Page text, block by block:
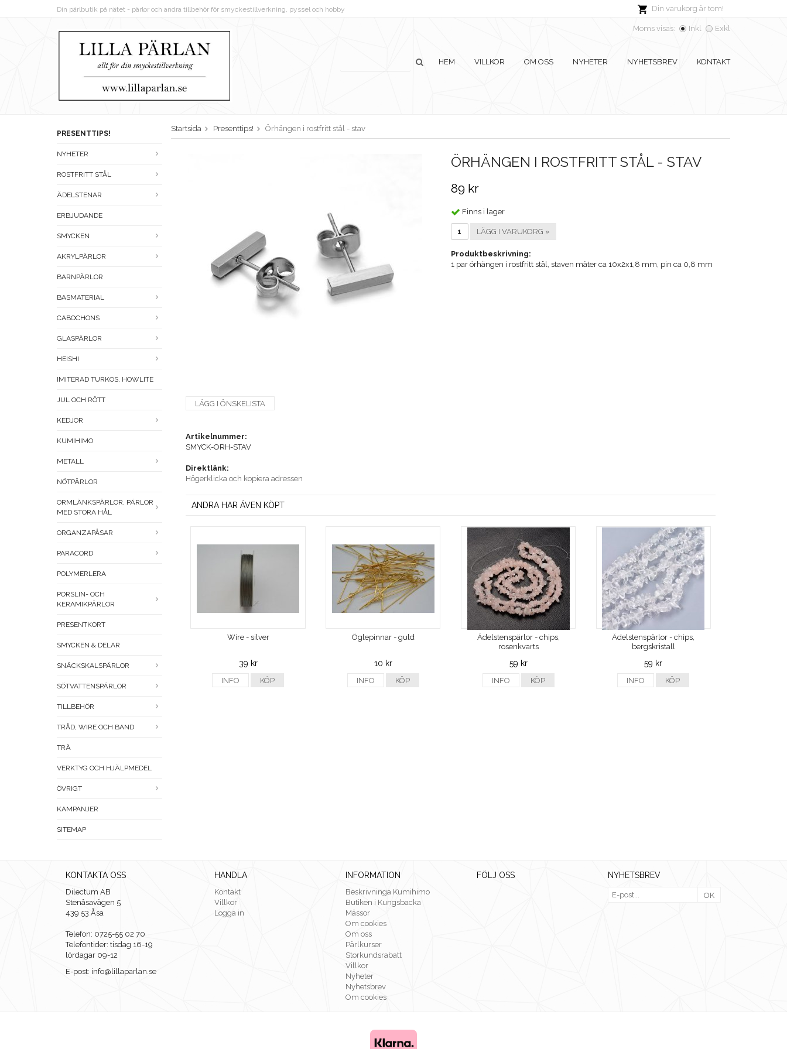
Din varukorg är tom!
Din pärlbutik på nätet - pärlor och andra tillbehör för smyckestillverkning, pyssel och hobby
Moms visas: Inkl Exkl
HEM VILLKOR OM OSS NYHETER NYHETSBREV KONTAKT
PRESENTTIPS!
NYHETER
ROSTFRITT STÅL
ÄDELSTENAR
ERBJUDANDE
SMYCKEN
AKRYLPÄRLOR
BARNPÄRLOR
BASMATERIAL
CABOCHONS
GLASPÄRLOR
HEISHI
IMITERAD TURKOS, HOWLITE
JUL OCH RÖTT
KEDJOR
KUMIHIMO
METALL
NÖTPÄRLOR
ORMLÄNKSPÄRLOR, PÄRLOR
MED STORA HÅL
ORGANZAPÅSAR
PARACORD
POLYMERLERA
PORSLIN- OCH
KERAMIKPÄRLOR
PRESENTKORT
SMYCKEN & DELAR
SNÄCKSKALSPÄRLOR
SÖTVATTENSPÄRLOR
TILLBEHÖR
TRÅD, WIRE OCH BAND
TRÄ
VERKTYG OCH HJÄLPMEDEL
ÖVRIGT
KAMPANJER
SITEMAP
Startsida Presenttips! Örhängen i rostfritt stål - stav
ÖRHÄNGEN I ROSTFRITT STÅL - STAV
89 kr
Finns i lager
LÄGG I VARUKORG »
Produktbeskrivning:
1 par örhängen i rostfritt stål, staven mäter ca 10x2x1,8 mm, pin ca 0,8 mm
LÄGG I ÖNSKELISTA
Artikelnummer:
SMYCK-ORH-STAV
Direktlänk:
Högerklicka och kopiera adressen
ANDRA HAR ÄVEN KÖPT
Wire - silver
39 kr
INFO KÖP
Öglepinnar - guld
10 kr
INFO KÖP
Ädelstenspärlor - chips,
rosenkvarts
59 kr
INFO KÖP
Ädelstenspärlor - chips,
bergskristall
59 kr
INFO KÖP
KONTAKTA OSS
Dilectum AB
Stenåsavägen 5
439 53 Åsa
Telefon: 0725-55 02 70
Telefontider: tisdag 16-19
lördagar 09-12
E-post: info@lillaparlan.se
HANDLA
Kontakt
Villkor
Logga in
INFORMATION
Beskrivninga Kumihimo
Butiken i Kungsbacka
Mässor
Om cookies
Om oss
Pärlkurser
Storkundsrabatt
Villkor
Nyheter
Nyhetsbrev
Om cookies
FÖLJ OSS NYHETSBREV
OK